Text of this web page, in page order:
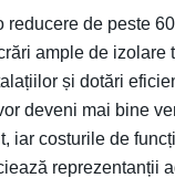
reducere de peste
ample de izolare
și dotări
deveni mai bine
iar costurile de
reprezentanții